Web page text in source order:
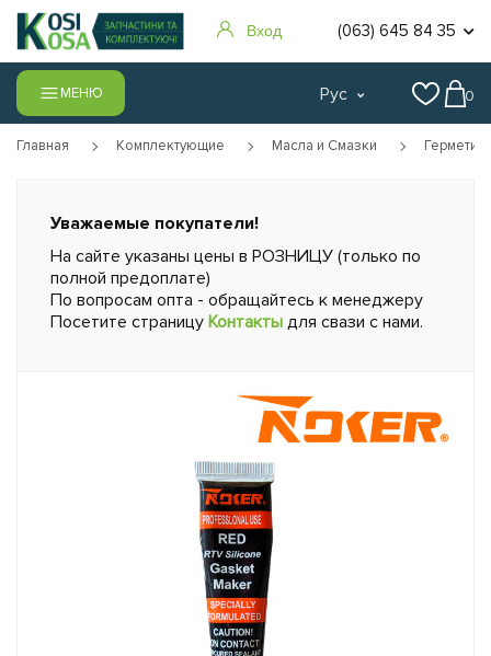
Вход (063) 645 84 35
МЕНЮ Рус 0
Главная Комплектующие Масла и Смазки Герметик
Уважаемые покупатели!
На сайте указаны цены в РОЗНИЦУ (только по
полной предоплате)
По вопросам опта - обращайтесь к менеджеру
Посетите страницу Контакты для свази с нами.